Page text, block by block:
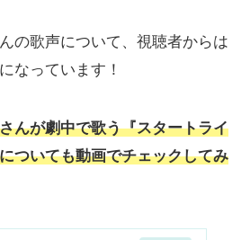
の歌声について、視聴者からは
なっています！
んが劇中で歌う『スタートライ
ついても動画でチェックしてみ